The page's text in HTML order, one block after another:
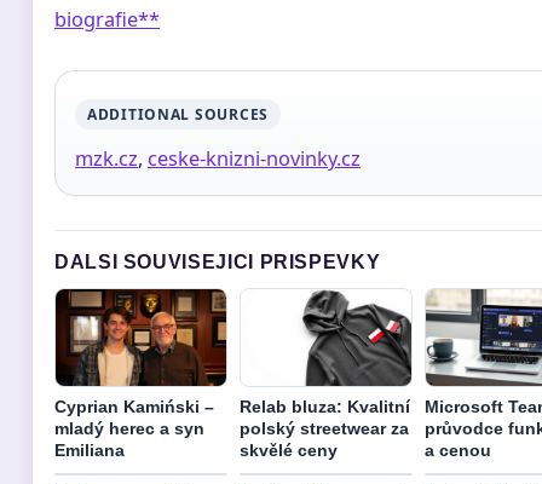
biografie**
ADDITIONAL SOURCES
mzk.cz, ceske-knizni-novinky.cz
DALSI SOUVISEJICI PRISPEVKY
Cyprian Kamiński –
mladý herec a syn
Emiliana
Relab bluza: Kvalitní
polský streetwear za
skvělé ceny
Microsoft
průvodce
a cenou